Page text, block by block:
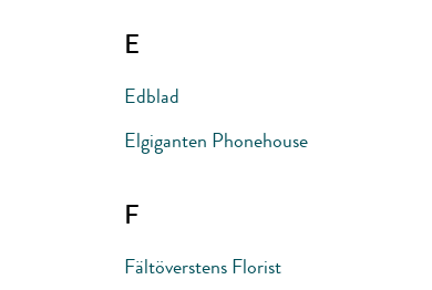
E
Edblad
Elgiganten Phonehouse
F
Fältöverstens Florist